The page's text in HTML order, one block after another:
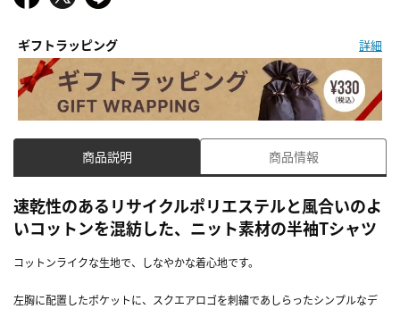
ギフトラッピング 詳細
商品説明 商品情報
速乾性のあるリサイクルポリエステルと風合いのよ
いコットンを混紡した、ニット素材の半袖Tシャツ
コットンライクな生地で、しなやかな着心地です。
左胸に配置したポケットに、スクエアロゴを刺繍であしらったシンプルなデ